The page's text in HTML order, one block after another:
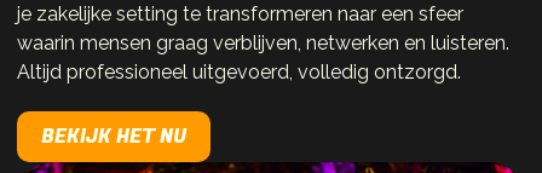
je zakelijke setting te transformeren naar een sfeer
waarin mensen graag verblijven, netwerken en luisteren.
Altijd professioneel uitgevoerd, volledig ontzorgd.
BEKIJK HET NU